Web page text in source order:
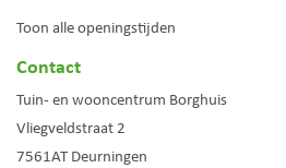
Toon alle openingstijden
Contact
Tuin- en wooncentrum Borghuis
Vliegveldstraat 2
7561AT Deurningen